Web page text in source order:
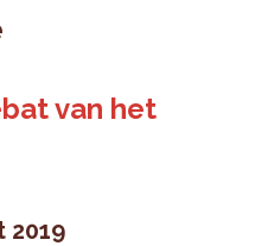
van het
2019